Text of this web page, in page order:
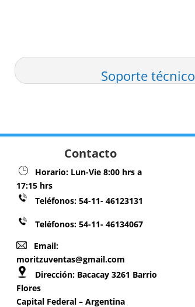
Soporte técnico
Contacto
Horario: Lun-Vie 8:00 hrs a
17:15 hrs
Teléfonos:54-11- 46123131
Teléfonos: 54-11- 46134067
Email:
moritzuventas@gmail.com
Dirección: Bacacay 3261 Barrio
Flores
Capital Federal – Argentina